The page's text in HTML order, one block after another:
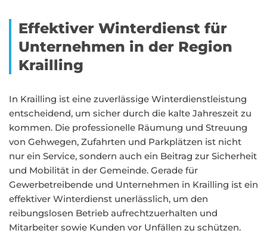
Effektiver Winterdienst für
Unternehmen in der Region
Krailling
In Krailling ist eine zuverlässige Winterdienstleistung
entscheidend, um sicher durch die kalte Jahreszeit zu
kommen. Die professionelle Räumung und Streuung
von Gehwegen, Zufahrten und Parkplätzen ist nicht
nur ein Service, sondern auch ein Beitrag zur Sicherheit
und Mobilität in der Gemeinde. Gerade für
Gewerbetreibende und Unternehmen in Krailling ist ein
effektiver Winterdienst unerlässlich, um den
reibungslosen Betrieb aufrechtzuerhalten und
Mitarbeiter sowie Kunden vor Unfällen zu schützen.